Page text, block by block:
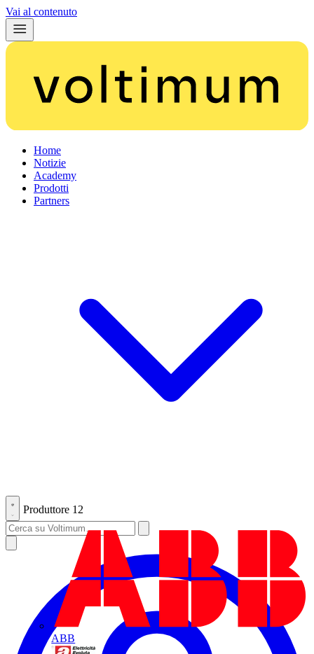
Vai al contenuto
Home
Notizie
Academy
Prodotti
Partners
Produttore 12
ABB